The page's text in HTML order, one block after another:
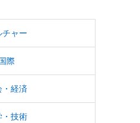
チャー
際
・経済
・技術